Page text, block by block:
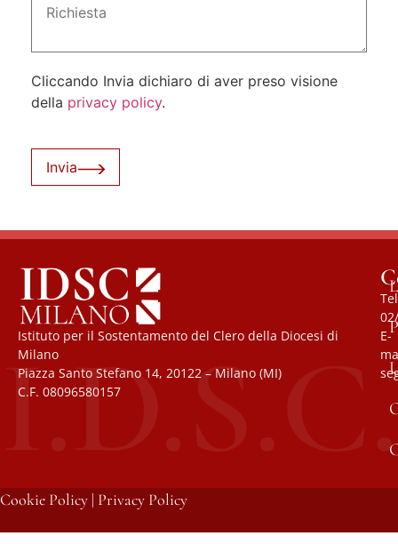
Cliccando Invia dichiaro di aver preso visione
della privacy policy.
Invia
Istituto per il Sostentamento del Clero della Diocesi di
Milano
Piazza Santo Stefano 14, 20122 – Milano (MI)
C.F. 08096580157
E-
Cookie Policy | Privacy Policy